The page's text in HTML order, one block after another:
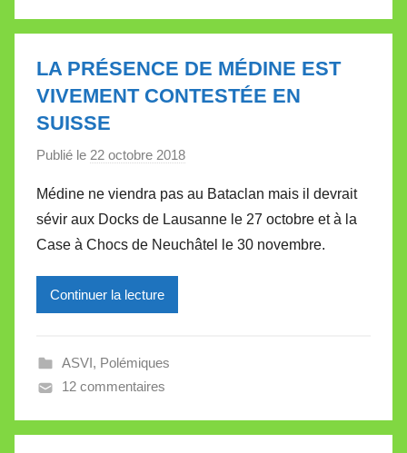
l
l
t
LA PRÉSENCE DE MÉDINE EST
VIVEMENT CONTESTÉE EN
SUISSE
Publié le 22 octobre 2018
r
M
i
a
Médine ne viendra pas au Bataclan mais il devrait
sévir aux Docks de Lausanne le 27 octobre et à la
Case à Chocs de Neuchâtel le 30 novembre.
Continuer la lecture
ASVI, Polémiques
12 commentaires